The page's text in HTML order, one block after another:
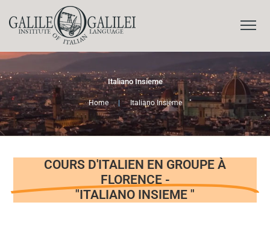
Italiano Insieme
Home Italiano Insieme
COURS D'ITALIEN EN GROUPE À
FLORENCE -
"ITALIANO INSIEME "